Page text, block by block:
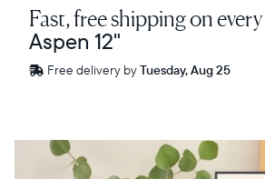
Fast, free shipping on
Aspen 12"
Free
Free delivery byTuesday, Aug 25
Venta
$0 OFF